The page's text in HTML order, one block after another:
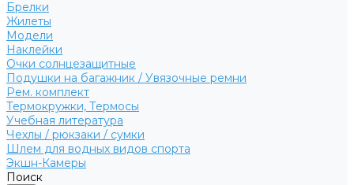
Брелки
Жилеты
Модели
Наклейки
Очки солнцезащитные
Подушки на багажник / Увязочные ремни
Рем. комплект
Термокружки, Термосы
Учебная литература
Чехлы / рюкзаки / сумки
Шлем для водных видов спорта
Экшн-Камеры
Поиск